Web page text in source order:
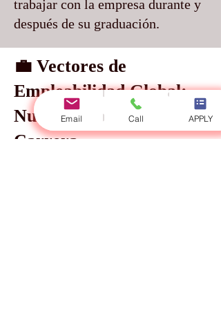
trabajar con la empresa durante y
después de su graduación.
💼 Vectores de
Empleabilidad Global:
Nuestros Socios de
Carrera
Email Call APPLY